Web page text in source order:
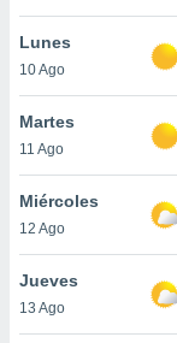
de
Lunes
10 Ago
Martes
11 Ago
Miércoles
12 Ago
Jueves
13 Ago